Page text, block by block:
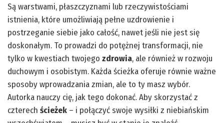
Są warstwami, płaszczyznami lub rzeczywistościami
istnienia, które umożliwiają pełne uzdrowienie i
postrzeganie siebie jako całość, nawet jeśli nie jest się
doskonałym. To prowadzi do potężnej transformacji, nie
tylko w kwestiach twojego zdrowia, ale również w rozwoju
duchowym i osobistym. Każda ścieżka oferuje równie ważne
sposoby wprowadzania zmian, ale to ty masz wybór.
Autorka nauczy cię, jak tego dokonać. Aby skorzystać z
czterech ścieżek – i połączyć swoje wysiłki z niebiańskim